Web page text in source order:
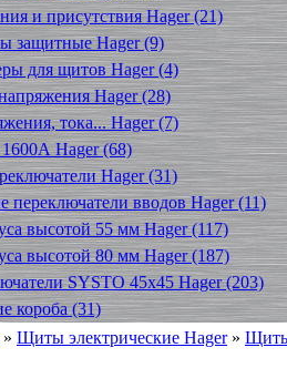
и присутствия Hager (21)
защитные Hager (9)
для щитов Hager (4)
Hager (28)
тока... Hager (7)
Hager (68)
Hager (31)
переключатели вводов Hager (11)
высотой 55 мм Hager (117)
высотой 80 мм Hager (187)
SYSTO 45х45 Hager (203)
короба (31)
» Щиты электрические Hager» Щиты